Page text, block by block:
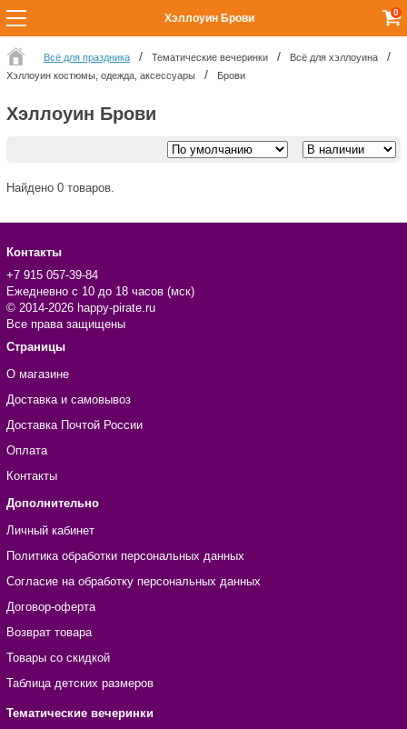
Всё для праздника Тематические вечеринки
Всё для хэллоуина
Хэллоуин костюмы, одежда, аксессуары
Брови
Хэллоуин Брови
Найдено 0 товаров.
Контакты
+7 915 057-39-84
Ежедневно с 10 до 18 часов (мск)
© 2014-2026 happy-pirate.ru
Все права защищены
Страницы
О магазине
Доставка и самовывоз
Доставка Почтой России
Оплата
Контакты
Дополнительно
Личный кабинет
Политика обработки персональных данных
Согласие на обработку персональных данных
Договор-оферта
Возврат товара
Товары со скидкой
Таблица детских размеров
Тематические вечеринки
Хэллоуин Брови 0